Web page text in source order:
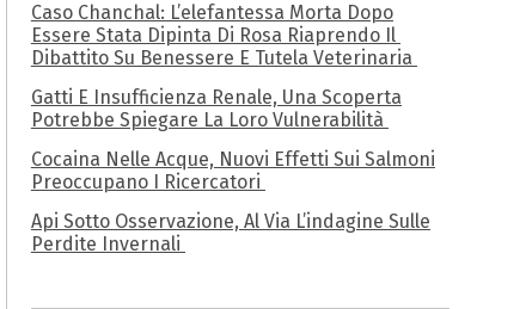
Caso Chanchal: L’elefantessa Morta Dopo
Essere Stata Dipinta Di Rosa Riaprendo Il
Dibattito Su Benessere E Tutela Veterinaria
Gatti E Insufficienza Renale, Una Scoperta
Potrebbe Spiegare La Loro Vulnerabilità
Cocaina Nelle Acque, Nuovi Effetti Sui Salmoni
Preoccupano I Ricercatori
Api Sotto Osservazione, Al Via L’indagine Sulle
Perdite Invernali